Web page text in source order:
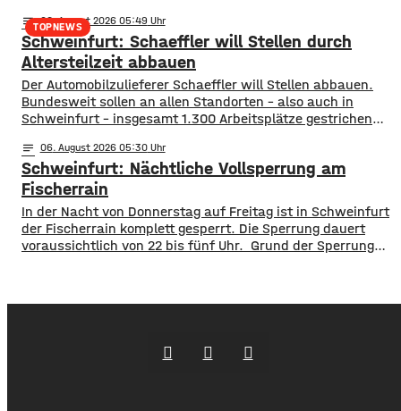
​Mit einem neuen Antrag fordern sie einen 10-Punkte-
Wasser-Notfallplan für Bayern. ​Die Grünen-Fraktion hat
dabei kurzfristige und langfristige Maßnahmen im Petto.
So sollen unter anderem
TOPNEWS
notes 06. August 2026 05:49
Schweinfurt: Schaeffler will Stellen durch
Altersteilzeit abbauen
Der Automobilzulieferer Schaeffler will Stellen abbauen.
Bundesweit sollen an allen Standorten – also auch in
Schweinfurt – insgesamt 1.300 Arbeitsplätze gestrichen
Beschäftigte der Jahrgänge 1971 und älter können
Angebote zur Altersteilzeit nutzen. Laut dem Konzern ist
das Interesse daran groß. Hintergrund sind ein schwieriges
Marktumfeld und sinkende Umsätze im
notes 06. August 2026 05:30
Schweinfurt: Nächtliche Vollsperrung am
Fischerrain
In der Nacht von Donnerstag auf Freitag ist in Schweinfurt
der Fischerrain komplett gesperrt. Die Sperrung dauert
voraussichtlich von 22 bis fünf Uhr. Grund der Sperrung